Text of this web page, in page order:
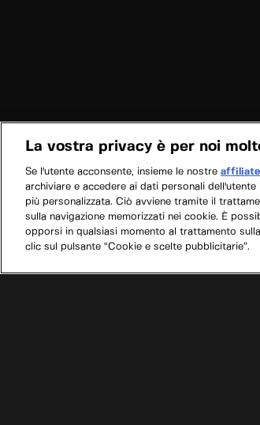
La vostra privacy è per noi
Se l'utente acconsente, insieme le nostre affiliate
archiviare e accedere ai dati personali
più personalizzata. Ciò avviene tramite il
sulla navigazione memorizzati nei cookie. È
opporsi in qualsiasi momento al trattamento
clic sul pulsante “Cookie e scelte pubblicitarie”.